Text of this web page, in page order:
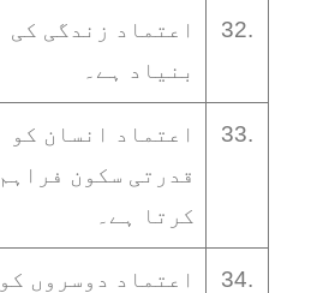
اعتماد زندگی کی
بنیاد ہے۔
32.
اعتماد انسان کو
قدرتی سکون فراہم
کرتا ہے۔
33.
اعتماد دوسروں کو
34.